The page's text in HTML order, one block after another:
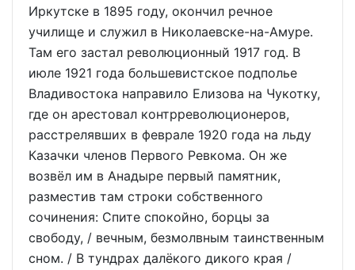
Иркутске в 1895 году, окончил речное
училище и служил в Николаевске-на-Амуре.
Там его застал революционный 1917 год. В
июле 1921 года большевистское подполье
Владивостока направило Елизова на Чукотку,
где он арестовал контрреволюционеров,
расстрелявших в феврале 1920 года на льду
Казачки членов Первого Ревкома. Он же
возвёл им в Анадыре первый памятник,
разместив там строки собственного
сочинения: Спите спокойно, борцы за
свободу, / вечным, безмолвным таинственным
сном. / В тундрах далёкого дикого края /